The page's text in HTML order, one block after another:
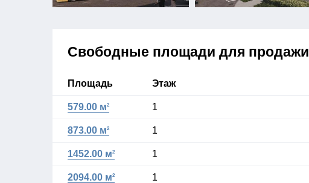
Свободные площади для продажи
Площадь Этаж
579.00 м2 1
873.00 м2 1
1452.00 м2 1
2094.00 м2 1